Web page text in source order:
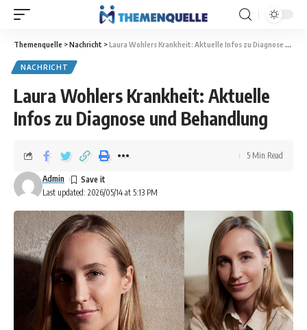
Themenquelle >Nachricht >Laura Wohlers Krankheit: Aktuelle Infos zu Diagnose und Behandlung
NACHRICHT
Laura Wohlers Krankheit: Aktuelle
Infos zu Diagnose und Behandlung
Last updated: 2026/05/14 at 5:13 PM
Admin
5 Min Read